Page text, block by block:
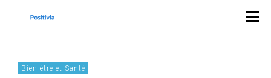
Bien-être et Santé